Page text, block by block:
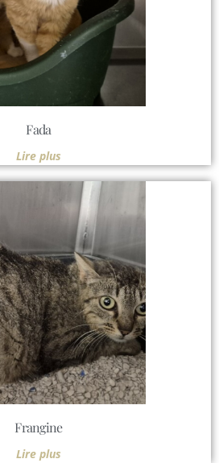
Fada
Lire plus
Frangine
Lire plus